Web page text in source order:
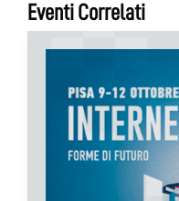
Eventi Correlati